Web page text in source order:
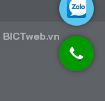
BICTweb.vn